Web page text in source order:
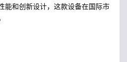
能和创新设计，这款设备在国际市